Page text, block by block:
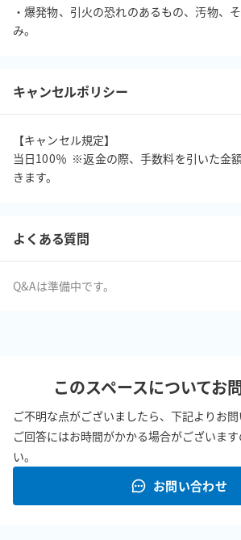
利用時間の厳守と器具の片付けの徹底をお
※お問い合わせの営業時間は10:00～22:00と
・爆発物、引火の恐れのあるもの、汚物、
み。
キャンセルポリシー
【キャンセル規定】
当日100％  ※返金の際、手数料を引いた金
きます。
よくある質問
Q&Aは準備中です。
このスペースについてお
ご不明な点がございましたら、下記よりお問
ご回答にはお時間がかかる場合がございま
い。
お問い合わせ